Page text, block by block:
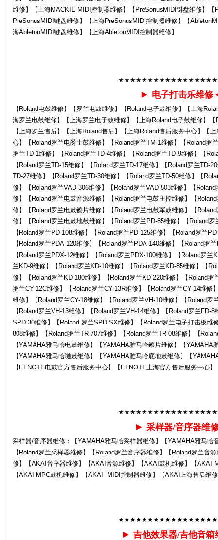
维修】【上海MACKIE MIDI控制器维修】【PreSonusMIDI键盘维修】【
PreSonusMIDI键盘维修】【上海PreSonusMIDI控制器维修】【
海AbletonMIDI键盘维修】【上海AbletonMIDI控制器维修】
► 电子打击乐维修
【Roland电鼓维修】【罗兰电鼓维修】【Roland电子鼓维修】【上海
海罗兰电鼓维修】【上海罗兰电子鼓维修】【上海Roland电子鼓维修】
【上海罗兰售后】【上海Roland售后】【上海Roland售后服务中心】【
心】【Roland罗兰电爵士鼓维修】【Roland罗兰TM-1维修】【Roland罗
罗兰TD-1维修】【Roland罗兰TD-4维修】【Roland罗兰TD-9维修】【
【Roland罗兰TD-15维修】【Roland罗兰TD-17维修】【Roland罗兰TD-
TD-27维修】【Roland罗兰TD-30维修】【Roland罗兰TD-50维修】【
修】【Roland罗兰VAD-306维修】【Roland罗兰VAD-503维修】【
修】【Roland罗兰电鼓音源维修】【Roland罗兰电鼓主控维修】【
修】【Roland罗兰电鼓镲片维修】【Roland罗兰电鼓军鼓维修】【
修】【Roland罗兰电鼓地鼓维修】【Roland罗兰PD-85维修】【Roland
【Roland罗兰PD-108维修】【Roland罗兰PD-125维修】【Roland罗兰
【Roland罗兰PDA-120维修】【Roland罗兰PDA-140维修】【Roland罗
【Roland罗兰PDX-12维修】【Roland罗兰PDX-100维修】【Roland罗
兰KD-9维修】【Roland罗兰KD-10维修】【Roland罗兰KD-85维修】【
修】【Roland罗兰KD-180维修】【Roland罗兰KD-220维修】【Roland罗
罗兰CY-12C维修】【Roland罗兰CY-13R维修】【Roland罗兰CY-14维修
维修】【Roland罗兰CY-18维修】【Roland罗兰VH-10维修】【Roland罗
【Roland罗兰VH-13维修】【Roland罗兰VH-14维修】【Roland罗兰FD-
SPD-30维修】【Roland 罗兰SPD-SX维修】【Roland罗兰电子打击板维
808维修】【Roland罗兰TR-707维修】【Roland罗兰TR-08维修】【
【YAMAHA雅马哈电鼓维修】【YAMAHA雅马哈镲片维修】【
【YAMAHA雅马哈嗵鼓维修】【YAMAHA雅马哈底地鼓维修】【
【EFNOTE电鼓官方售后服务中心】【EFNOTE上海官方售后服务中心】
► 采样器/音序器维
采样器/音序器维修：【YAMAHA雅马哈采样器维修】【YAMAHA雅马哈
【Roland罗兰采样器维修】【Roland罗兰音序器维修】【Roland罗兰音
修】【AKAI音序器维修】【AKAI音源维修】【AKAI鼓机维修】【AKAI
【AKAI MPC鼓机维修】【AKAI MIDI控制器维修】【AKAI上海售后维
► 吉他效果器/吉他音箱